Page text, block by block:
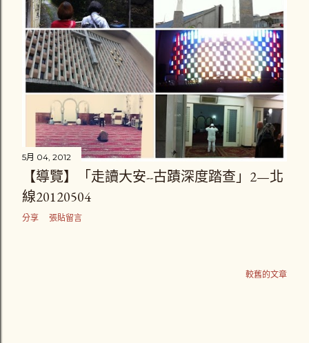
5月 04, 2012
【導覽】「走讀大安--古蹟深度踏查」2—北
線20120504
分享 張貼留言
較舊的文章